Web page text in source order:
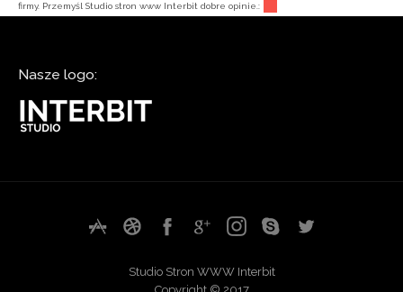
firmy. Przemyśl Studio stron www Interbit dobre opinie.:
Nasze logo:
Studio Stron WWW Interbit